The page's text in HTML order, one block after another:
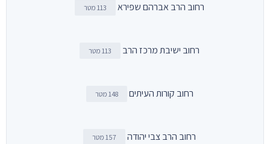
רחוב הרב אברהם שפירא 113 מטר
רחוב ישיבת מרכז הרב 113 מטר
רחוב קורות העיתים 148 מטר
רחוב הרב צבי יהודה 157 מטר